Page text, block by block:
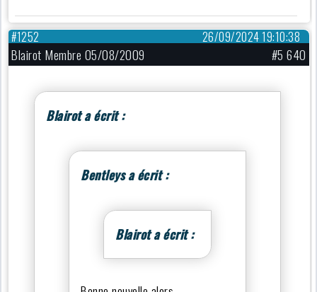
26/09/2024 19:10:38
#1252
Blairot Membre 05/08/2009 #5 640
Blairot a écrit :
Bentleys a écrit :
Blairot a écrit :